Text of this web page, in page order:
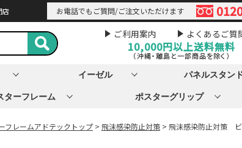
店 お電話でもご質問/ご注文いただけます
ご利用案内 よくあるご質
10,000円以上送料無料
（沖縄・離島と一部商品を除く）
イーゼル パネルスタン
ターフレーム ポスターグリップ
フレームアドテックトップ > 飛沫感染防止対策 > 飛沫感染防止対策